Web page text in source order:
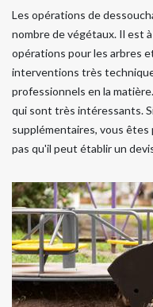
Les opérations de
nombre de végétaux. Il est
opérations pour les arbres
interventions très
professionnels en la
qui sont très intéressants.
supplémentaires, vous
pas qu'il peut établir un